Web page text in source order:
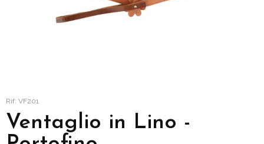
Rif: VF201
Ventaglio in Lino -